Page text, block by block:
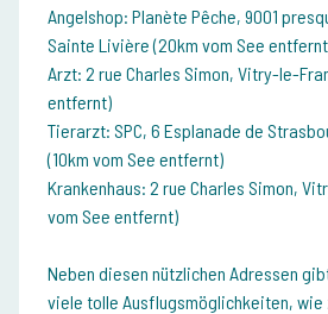
Angelshop: Planète Pêche, 9001
Sainte Livière (20km vom See
Arzt: 2 rue Charles Simon, Vitry-le-
entfernt)
Tierarzt: SPC, 6 Esplanade de
(10km vom See entfernt)
Krankenhaus: 2 rue Charles Simon,
vom See entfernt)
Neben diesen nützlichen Adressen
viele tolle Ausflugsmöglichkeiten, wie